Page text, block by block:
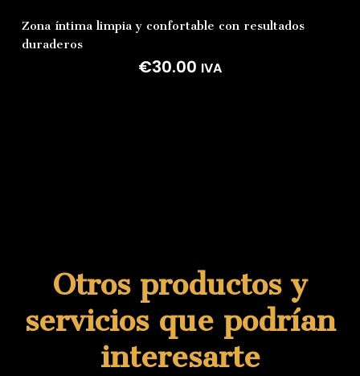
Zona íntima limpiay confortable con resultados
duraderos
€30.00 IVA
Otros productos y
servicios que podrían
interesarte